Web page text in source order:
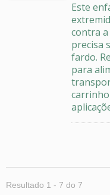
Este
contra
precisa
fardo.
para
Resultado 1 - 7 do 7